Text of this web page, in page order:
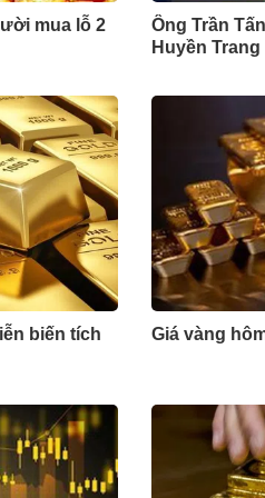
mua lỗ 2
Ông Trần
Huyền
biến tích
Giá vàng